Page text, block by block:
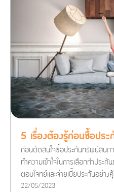
5 เรื่องต้องรู้ก่อนซื้อปร
ก่อนตัดสินใจซื้อประกันทรัพย์สินภ
ทำความเข้าใจในการเลือกทำปร
ตอบโจทย์และจ่ายเบี้ยประกันอย่าง
22/05/2023